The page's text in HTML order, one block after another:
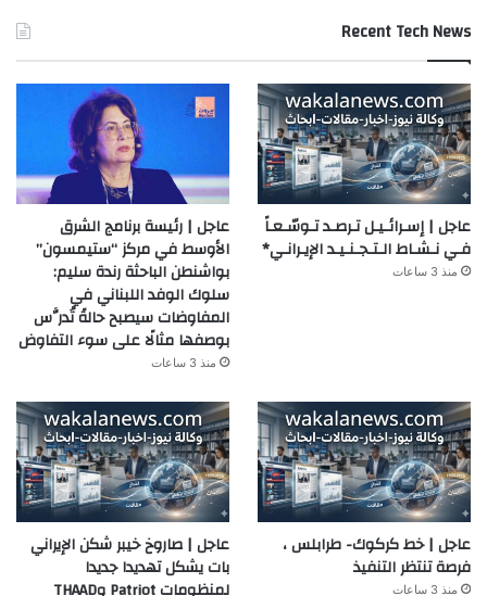
Recent Tech News
عاجل | إسـرائـيـل تـرصـد تـوسّـعـاً
فـي نـشـاط الـتـجـنـيـد الإيـرانـي*
منذ 3 ساعات
عاجل | رئيسة برنامج الشرق
الأوسط في مركز “ستيمسون”
بواشنطن الباحثة رندة سليم:
سلوك الوفد اللبناني في
المفاوضات سيصبح حالةً تُدرَّس
بوصفها مثالًا على سوء التفاوض
منذ 3 ساعات
عاجل | خط كركوك- طرابلس ،
فرصة تنتظر التنفيذ
منذ 3 ساعات
عاجل | صاروخ خيبر شكن الإيراني
بات يشكل تهديدا جديدا